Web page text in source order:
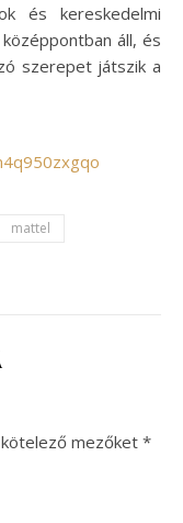
és kereskedelmi
áll, és
szerepet játszik a
mattel
mezőket *